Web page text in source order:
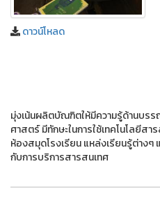
ดาวน์โหลด
มุ่งเน้นผลิตบัณฑิตให้มีความรู้ด้านบร
ศาสตร์ มีทักษะในการใช้เทคโนโลยีสา
ห้องสมุดโรงเรียน แหล่งเรียนรู้ต่าง
กับการบริการสารสนเทศ